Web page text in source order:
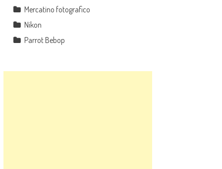
Mercatino fotografico
Nikon
Parrot Bebop